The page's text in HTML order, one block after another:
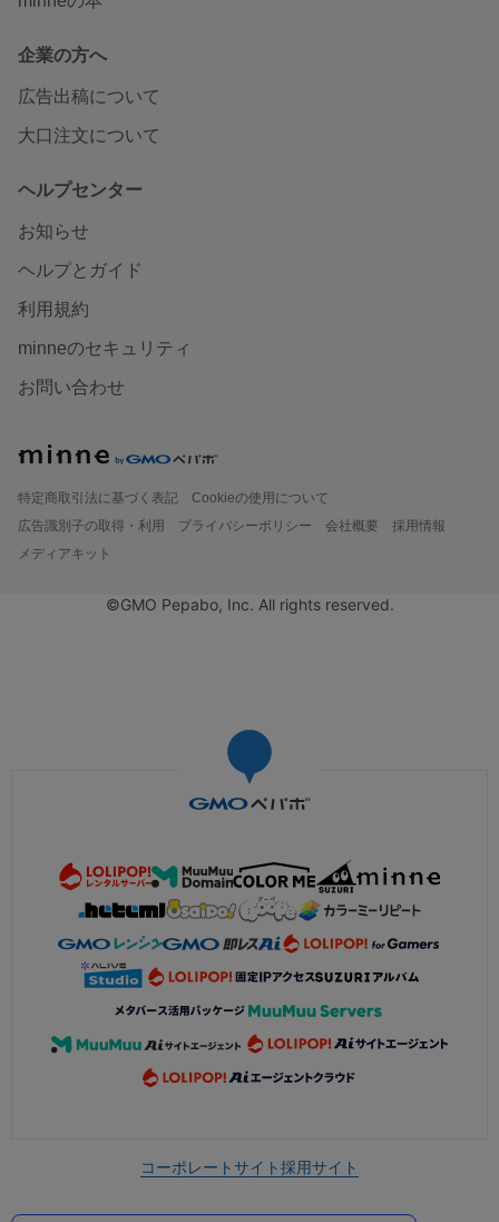
企業の方へ
広告出稿について
大口注文について
ヘルプセンター
お知らせ
ヘルプとガイド
利用規約
minneのセキュリティ
お問い合わせ
特定商取引法に基づく表記
Cookieの使用について
広告識別子の取得・利用
プライバシーポリシー 会社概要
採用情報
メディアキット
©GMO Pepabo, Inc. All rights reserved.
コーポレートサイト採用サイト